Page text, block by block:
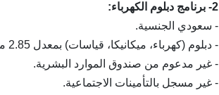
2- برنامج دبلوم الكهرباء:
- سعودي الجنسية.
- دبلوم (كهرباء، ميكانيكا، قياسات) بمعدل 2.85 من 5 أو 2.30 من 4.
- غير مدعوم من صندوق الموارد البشرية.
- غير مسجل بالتأمينات الاجتماعية.